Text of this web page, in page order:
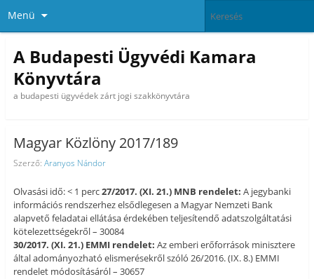
Menü
A Budapesti Ügyvédi Kamara
Könyvtára
a budapesti ügyvédek zárt jogi szakkönyvtára
Magyar Közlöny 2017/189
Szerző: Aranyos Nándor
Olvasási idő: < 1 perc27/2017. (XI. 21.) MNB rendelet: A jegybanki
információs rendszerhez elsődlegesen a Magyar Nemzeti Bank
alapvető feladatai ellátása érdekében teljesítendő adatszolgáltatási
kötelezettségekről – 30084
30/2017. (XI. 21.) EMMI rendelet: Az emberi erőforrások minisztere
által adományozható elismerésekről szóló 26/2016. (IX. 8.) EMMI
rendelet módosításáról – 30657